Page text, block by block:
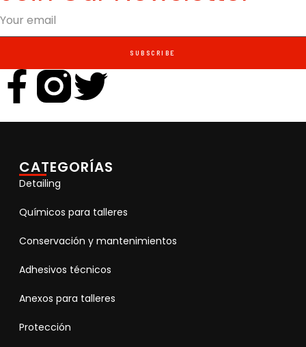
SUBSCRIBE
CATEGORÍAS
Detailing
Químicos para talleres
Conservación y mantenimientos
Adhesivos técnicos
Anexos para talleres
Protección